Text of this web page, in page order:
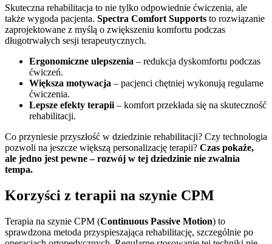
Skuteczna rehabilitacja to nie tylko odpowiednie ćwiczenia, ale
także wygoda pacjenta. Spectra Comfort Supports to rozwiązanie
zaprojektowane z myślą o zwiększeniu komfortu podczas
długotrwałych sesji terapeutycznych.
Ergonomiczne ulepszenia – redukcja dyskomfortu podczas
ćwiczeń.
Większa motywacja – pacjenci chętniej wykonują regularne
ćwiczenia.
Lepsze efekty terapii – komfort przekłada się na skuteczność
rehabilitacji.
Co przyniesie przyszłość w dziedzinie rehabilitacji? Czy technologia
pozwoli na jeszcze większą personalizację terapii? Czas pokaże,
ale jedno jest pewne – rozwój w tej dziedzinie nie zwalnia
tempa.
Korzyści z terapii na szynie CPM
Terapia na szynie CPM (Continuous Passive Motion) to
sprawdzona metoda przyspieszająca rehabilitację, szczególnie po